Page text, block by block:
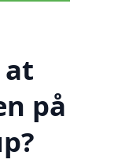
at
på